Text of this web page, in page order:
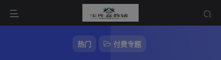
热门 付费专题